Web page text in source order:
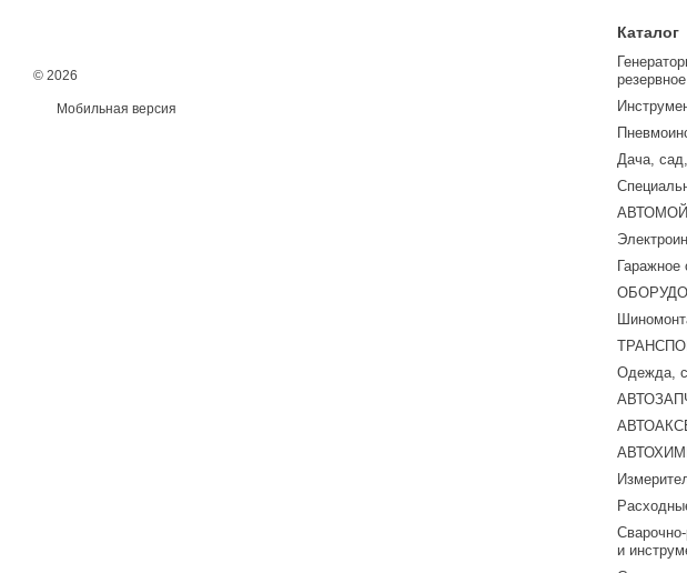
© 2026
Мобильная версия
Каталог
Дача,
Гаражное
Одежда,
и